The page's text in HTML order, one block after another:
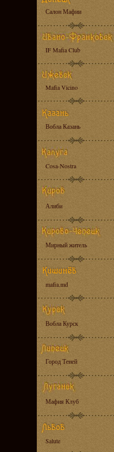
Салон Мафии
IF Mafia Club
Mafia Vicino
Вобла Казань
Cosa-Nostra
Алиби
Мирный житель
mafia.md
Вобла Курск
Город Теней
Мафия Клуб
Salute